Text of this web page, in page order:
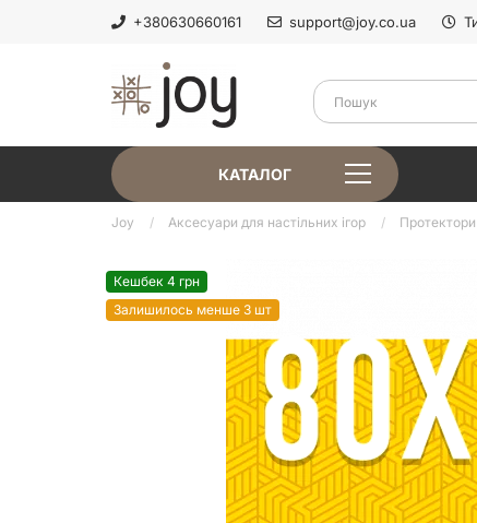
+380630660161 support@joy.co.ua
КАТАЛОГ
Joy Аксесуари для настільних ігор
Кешбек 4 грн
Залишилось менше 3 шт